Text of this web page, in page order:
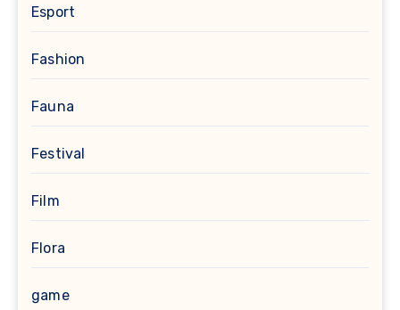
Esport
Fashion
Fauna
Festival
Film
Flora
game